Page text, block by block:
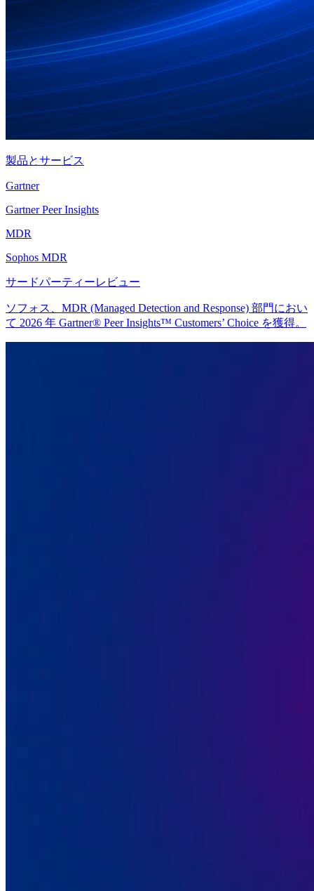
製品とサービス
Gartner
Gartner Peer Insights
MDR
Sophos MDR
サードパーティーレビュー
ソフォス、MDR (Managed Detection and Response) 部門におい
て 2026 年 Gartner® Peer Insights™ Customers’ Choice を獲得。